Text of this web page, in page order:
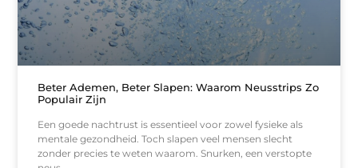
Beter Ademen, Beter Slapen: Waarom Neusstrips Zo
Populair Zijn
Een goede nachtrust is essentieel voor zowel fysieke als
mentale gezondheid. Toch slapen veel mensen slecht
zonder precies te weten waarom. Snurken, een verstopte